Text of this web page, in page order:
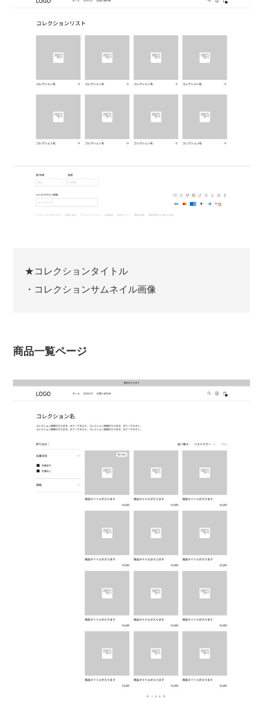
★コレクションタイトル
・コレクションサムネイル画像
商品一覧ページ